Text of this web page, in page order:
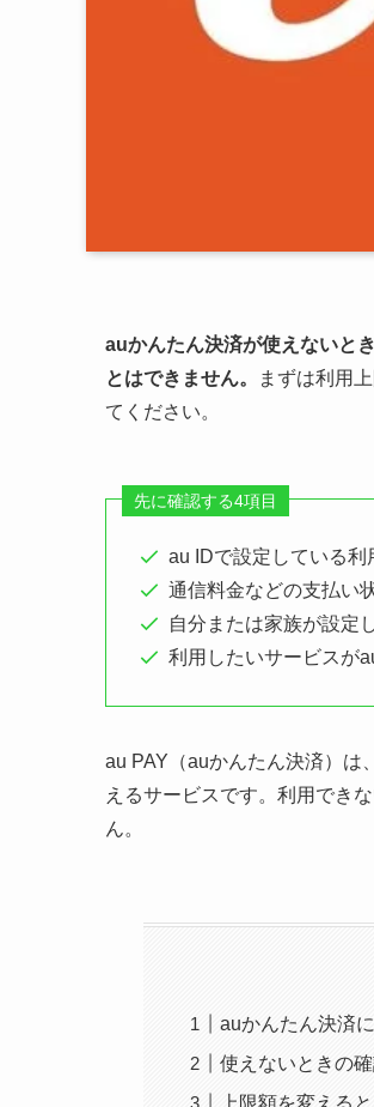
auかんたん決済が使えないと
とはできません。
まずは利用
てください。
先に確認する4項目
au IDで設定している
通信料金などの支払い
自分または家族が設定
利用したいサービスが
au PAY（auかんたん決済）は
えるサービスです。利用でき
ん。
auかんたん決済
使えないときの
上限額を変える